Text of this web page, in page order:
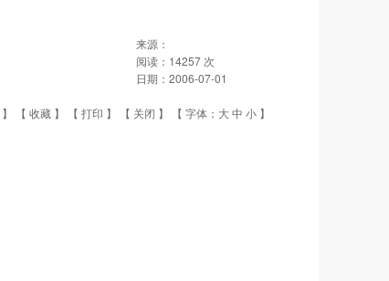
来源：
阅读： 14257 次
日期： 2006-07-01
】 【 收藏 】 【 打印 】 【 关闭 】 【 字体： 大中 小 】